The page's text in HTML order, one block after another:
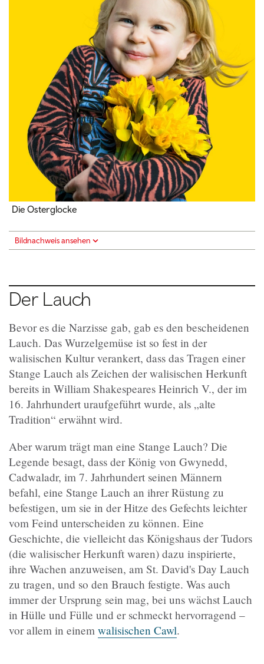
Die Osterglocke
Bildnachweis ansehen
Der Lauch
Bevor es die Narzisse gab, gab es den bescheidenen
Lauch. Das Wurzelgemüse ist so fest in der
walisischen Kultur verankert, dass das Tragen einer
Stange Lauch als Zeichen der walisischen Herkunft
bereits in William Shakespeares Heinrich V., der im
16. Jahrhundert uraufgeführt wurde, als „alte
Tradition“ erwähnt wird.
Aber warum trägt man eine Stange Lauch? Die
Legende besagt, dass der König von Gwynedd,
Cadwaladr, im 7. Jahrhundert seinen Männern
befahl, eine Stange Lauch an ihrer Rüstung zu
befestigen, um sie in der Hitze des Gefechts leichter
vom Feind unterscheiden zu können. Eine
Geschichte, die vielleicht das Königshaus der Tudors
(die walisischer Herkunft waren) dazu inspirierte,
ihre Wachen anzuweisen, am St. David's Day Lauch
zu tragen, und so den Brauch festigte. Was auch
immer der Ursprung sein mag, bei uns wächst Lauch
in Hülle und Fülle und er schmeckt hervorragend –
vor allem in einem walisischen Cawl.